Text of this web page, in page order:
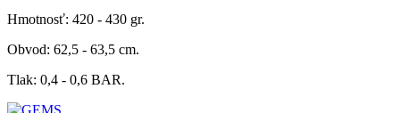
Hmotnosť: 420 - 430 gr.
Obvod: 62,5 - 63,5 cm.
Tlak: 0,4 - 0,6 BAR.